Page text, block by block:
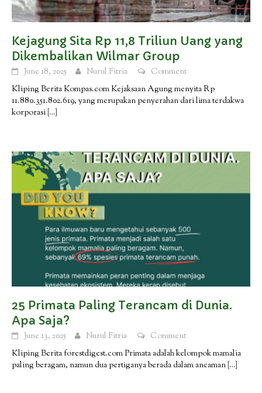
Kejagung Sita Rp 11,8 Triliun Uang yang
Dikembalikan Wilmar Group
June 18, 2025 Nurul Fitria
Comment
Kliping Berita Kompas.com Kejaksaan Agung menyita Rp
11.880.351.802.619, yang merupakan penyerahan dari lima terdakwa
korporasi […]
25 Primata Paling Terancam di Dunia.
Apa Saja?
June 13, 2025 Nurul Fitria
Comment
Kliping Berita forestdigest.com Primata adalah kelompok mamalia
paling beragam, namun dua pertiganya berada dalam ancaman […]